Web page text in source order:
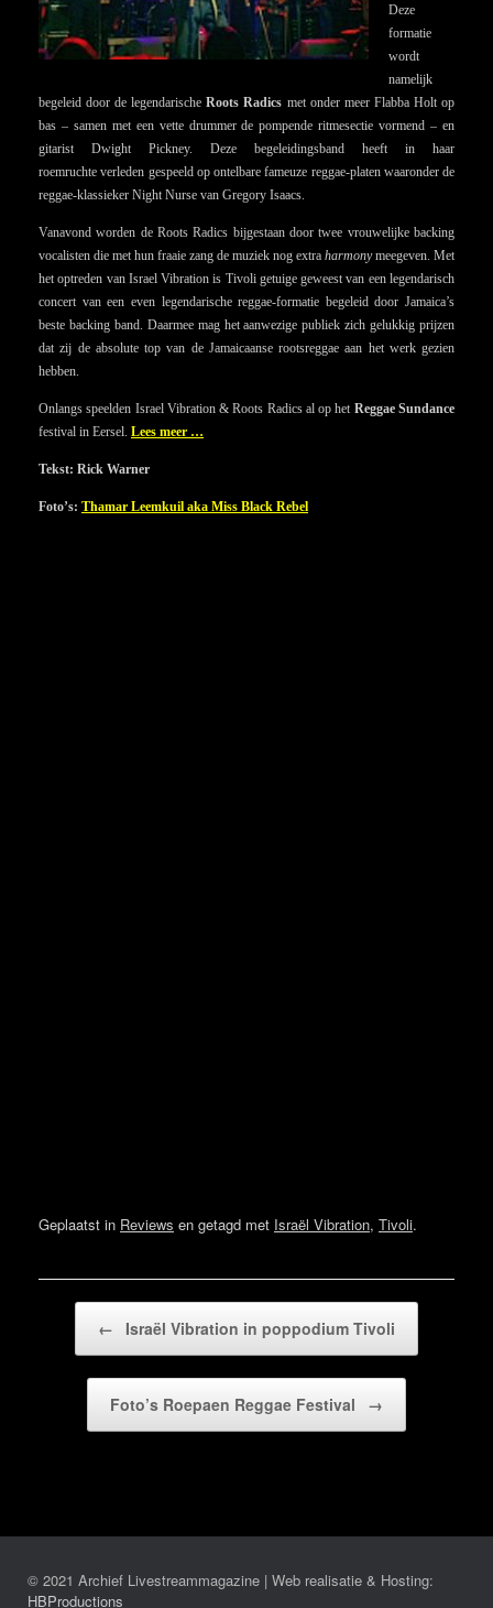
Deze
formatie
wordt
namelijk
begeleid door de legendarischeRoots Radics met onder meer Flabba Holt op
bas – samen met een vette drummer de pompende ritmesectie vormend – en
gitarist Dwight Pickney. Deze begeleidingsband heeft in haar
roemruchte verleden gespeeld op ontelbare fameuze reggae-platen waaronder de
reggae-klassieker Night Nurse van Gregory Isaacs.
Vanavond worden de Roots Radics bijgestaan door twee vrouwelijke backing
vocalisten die met hun fraaie zang de muziek nog extra harmonymeegeven. Met
het optreden van Israel Vibration is Tivoli getuige geweest van een legendarisch
concert van een even legendarische reggae-formatie begeleid door Jamaica’s
beste backing band. Daarmee mag het aanwezige publiek zich gelukkig prijzen
dat zij de absolute top van de Jamaicaanse rootsreggae aan het werk gezien
hebben.
Onlangs speelden Israel Vibration & Roots Radics al op het Reggae Sundance
festival in Eersel. Lees meer …
Tekst: Rick Warner
Foto’s: Thamar Leemkuil aka Miss Black Rebel
Geplaatst in Reviews en getagd met Israël Vibration, Tivoli.
← Israël Vibration in poppodium Tivoli
Foto’s Roepaen Reggae Festival →
© 2021 Archief Livestreammagazine | Web realisatie & Hosting:
HBProductions